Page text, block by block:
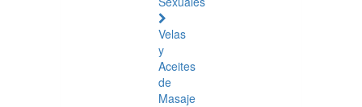
Velas
y
Aceites
de
Masaje